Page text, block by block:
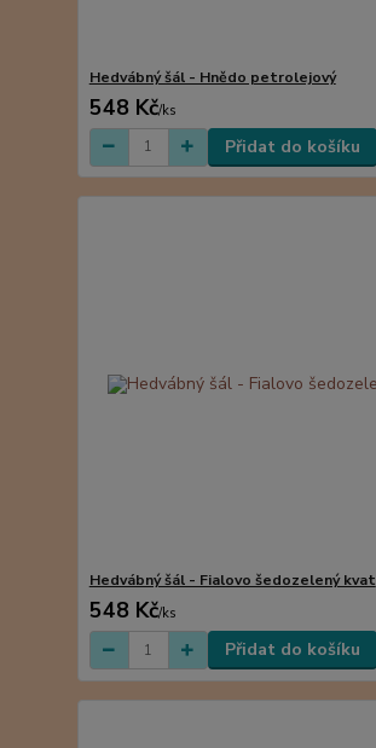
Hedvábný šál - Hnědo petrolejový
548 Kč/ks
Přidat do košíku
Hedvábný šál - Fialovo šedozelený kvat
548 Kč/ks
Přidat do košíku